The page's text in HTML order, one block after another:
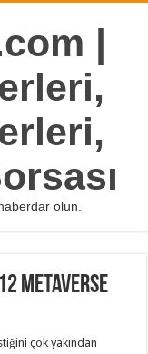
|
olun.
Metaverse
çok yakından